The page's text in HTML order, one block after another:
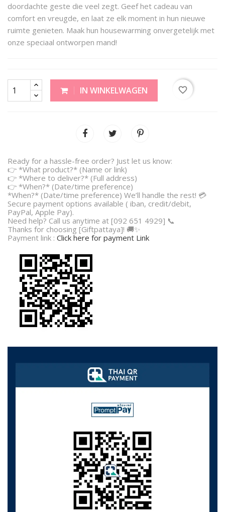
doordachte geste die veel zegt. Geef het cadeau van
comfort en vreugde, en laat ze elk moment in hun nieuwe
ruimte genieten. Maak hun housewarming onvergetelijk met
onze speciaal ontworpen mand!
IN WINKELWAGEN favorite_border
Ready for a hassle-free order? Just let us know:
👉 *What product?* (Name or link)
👉 *Where to deliver?* (Full address)
👉 *When?* (Date/time preference)
*When?* (Date/time preference) We’ll handle the rest! 💳
Secure payment options available ( iban, credit/debit,
PayPal, Apple Pay).
Need help? Call us anytime at [092 651 4929] 📞
Thanks for choosing [Giftpattaya]! 🚚✨
Payment link : Click here for payment Link